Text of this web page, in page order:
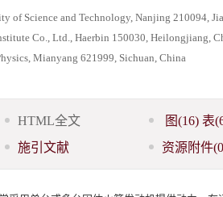
of Science and Technology, Nanjing 210094,
Co., Ltd., Haerbin 150030, Heilongjiang,
Mianyang 621999, Sichuan, China
HTML全文 图(16) 表
施引文献 资源附件